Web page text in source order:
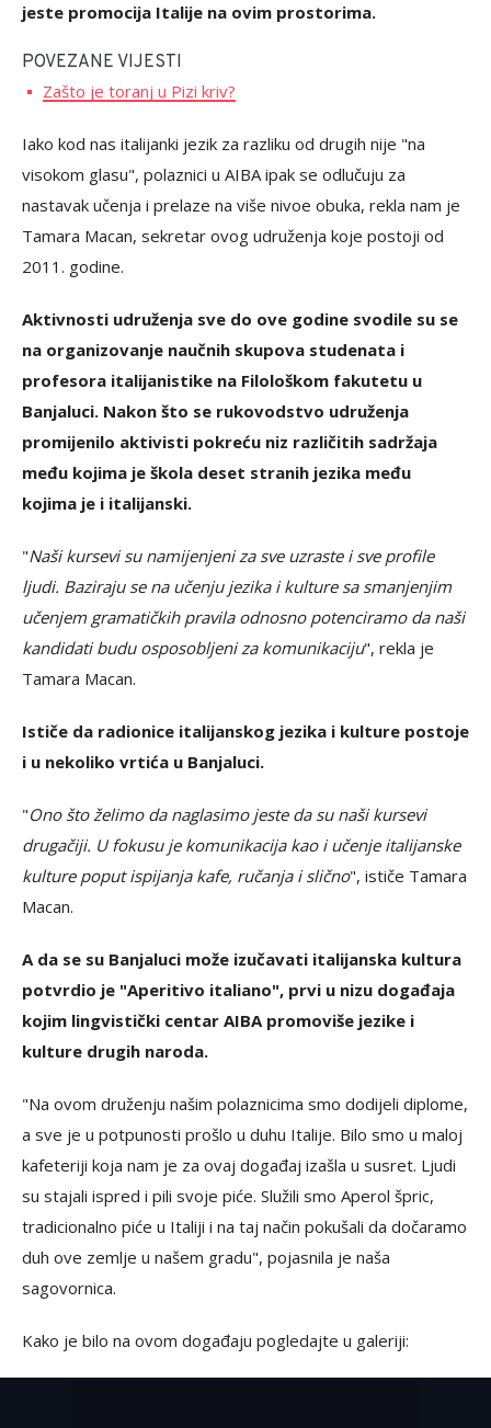
jeste promocija Italije na ovim prostorima.
POVEZANE VIJESTI
Zašto je toranj u Pizi kriv?
Iako kod nas italijanki jezik za razliku od drugih nije "na
visokom glasu", polaznici u AIBA ipak se odlučuju za
nastavak učenja i prelaze na više nivoe obuka, rekla nam je
Tamara Macan, sekretar ovog udruženja koje postoji od
2011. godine.
Aktivnosti udruženja sve do ove godine svodile su se
na organizovanje naučnih skupova studenata i
profesora italijanistike na Filološkom fakutetu u
Banjaluci. Nakon što se rukovodstvo udruženja
promijenilo aktivisti pokreću niz različitih sadržaja
među kojima je škola deset stranih jezika među
kojima je i italijanski.
"Naši kursevi su namijenjeni za sve uzraste i sve profile
ljudi. Baziraju se na učenju jezika i kulture sa smanjenjim
učenjem gramatičkih pravila odnosno potenciramo da naši
kandidati budu osposobljeni za komunikaciju", rekla je
Tamara Macan.
Ističe da radionice italijanskog jezika i kulture postoje
i u nekoliko vrtića u Banjaluci.
"Ono što želimo da naglasimo jeste da su naši kursevi
drugačiji. U fokusu je komunikacija kao i učenje italijanske
kulture poput ispijanja kafe, ručanja i slično", ističe Tamara
Macan.
A da se su Banjaluci može izučavati italijanska kultura
potvrdio je "Aperitivo italiano", prvi u nizu događaja
kojim lingvistički centar AIBA promoviše jezike i
kulture drugih naroda.
"Na ovom druženju našim polaznicima smo dodijeli diplome,
a sve je u potpunosti prošlo u duhu Italije. Bilo smo u maloj
kafeteriji koja nam je za ovaj događaj izašla u susret. Ljudi
su stajali ispred i pili svoje piće. Služili smo Aperol špric,
tradicionalno piće u Italiji i na taj način pokušali da dočaramo
duh ove zemlje u našem gradu", pojasnila je naša
sagovornica.
Kako je bilo na ovom događaju pogledajte u galeriji: